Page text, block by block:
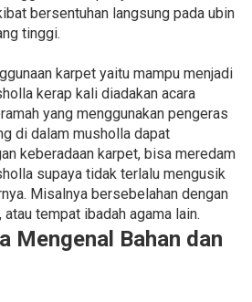
bersentuhan langsung pada ubin
tinggi.
karpet yaitu mampu menjadi
kerap kali diadakan acara
yang menggunakan pengeras
di dalam musholla dapat
keberadaan karpet, bisa meredam
supaya tidak terlalu mengusik
Misalnya bersebelahan dengan
tempat ibadah agama lain.
Mengenal Bahan dan